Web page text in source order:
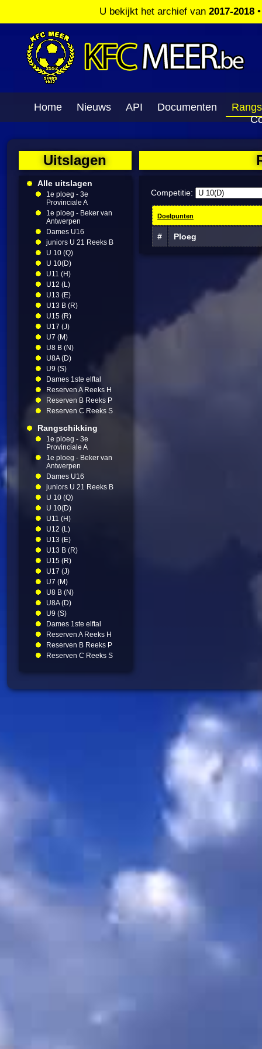
U bekijkt het archief van 2017-2018
Home Nieuws API Documenten
Uitslagen
Alle uitslagen
1e ploeg - 3e
Provinciale A
1e ploeg - Beker van
Antwerpen
Dames U16
juniors U 21 Reeks B
U 10 (Q)
U 10(D)
U11 (H)
U12 (L)
U13 (E)
U13 B (R)
U15 (R)
U17 (J)
U7 (M)
U8 B (N)
U8A (D)
U9 (S)
Dames 1ste elftal
Reserven A Reeks H
Reserven B Reeks P
Reserven C Reeks S
Rangschikking
1e ploeg - 3e
Provinciale A
1e ploeg - Beker van
Antwerpen
Dames U16
juniors U 21 Reeks B
U 10 (Q)
U 10(D)
U11 (H)
U12 (L)
U13 (E)
U13 B (R)
U15 (R)
U17 (J)
U7 (M)
U8 B (N)
U8A (D)
U9 (S)
Dames 1ste elftal
Reserven A Reeks H
Reserven B Reeks P
Reserven C Reeks S
Competitie:
Doelpunten
# Ploeg